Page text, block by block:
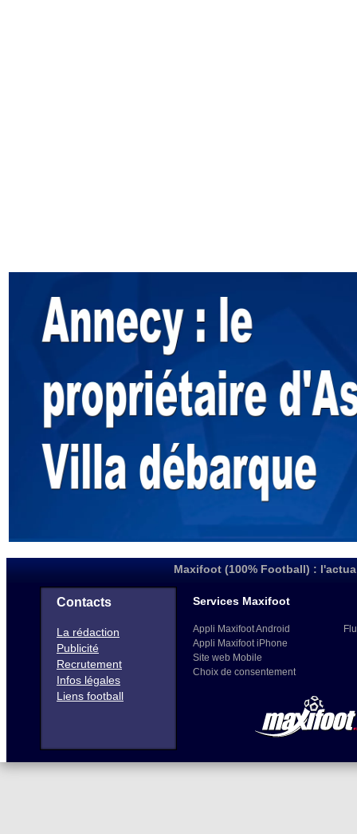
Maxifoot (100% Football) :
Contacts
La rédaction
Publicité
Recrutement
Infos légales
Liens football
Services Maxifoot
Appli Maxifoot Android
Appli Maxifoot iPhone
Site web Mobile
Choix de consentement